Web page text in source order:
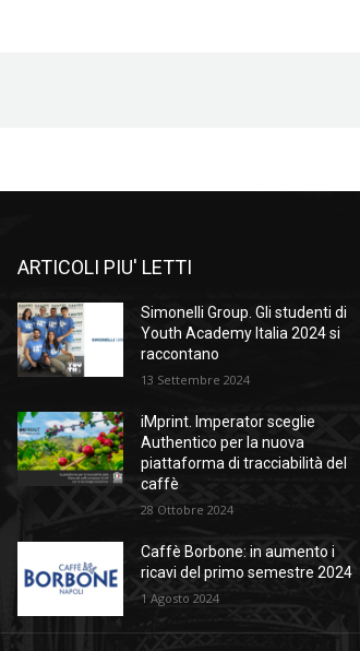
ARTICOLI PIU' LETTI
Simonelli Group. Gli studenti di
Youth Academy Italia 2024 si
raccontano
13 Settembre 2024
iMprint. Imperator sceglie
Authentico per la nuova
piattaforma di tracciabilità del
caffè
28 Ottobre 2024
Caffè Borbone: in aumento i
ricavi del primo semestre 2024
1 Agosto 2024